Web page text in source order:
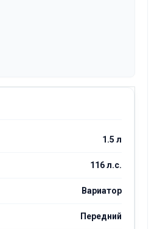
1.5 л
116 л.с.
Вариатор
Передний